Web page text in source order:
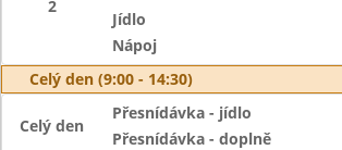
2
Jídlo
Nápoj
Celý den (9:00 - 14:30)
Celý den
Přesnídávka - jídlo
Přesnídávka - doplně